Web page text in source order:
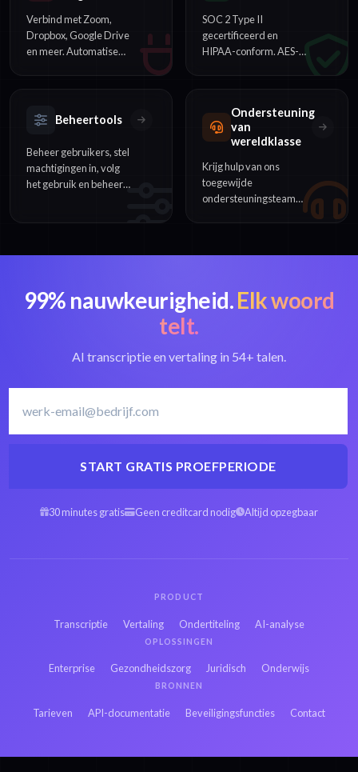
Verbind met Zoom,
Dropbox, Google Drive
en meer. Automatiseer
SOC 2 Type II
gecertificeerd en
HIPAA-conform. AES-
op
ondernemingsniveau.
Beheertools
Beheer gebruikers, stel
machtigingen in, volg
het gebruik en beheer
Ondersteuning
van
wereldklasse
Krijg hulp van ons
toegewijde
ondersteuningsteam
99% nauwkeurigheid.Elk woord
telt.
AI transcriptie en vertaling in 54+ talen.
START GRATIS PROEFPERIODE
30 minutes gratis Geen creditcard nodig Altijd opzegbaar
PRODUCT
Transcriptie Vertaling Ondertiteling AI-analyse
OPLOSSINGEN
Enterprise Gezondheidszorg Juridisch Onderwijs
BRONNEN
Tarieven API-documentatie Beveiligingsfuncties Contact